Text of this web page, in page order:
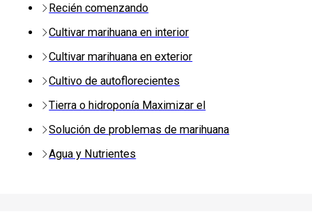
Recién comenzando
Cultivar marihuana en interior
Cultivar marihuana en exterior
Cultivo de autoflorecientes
Tierra o hidroponía Maximizar el
Solución de problemas de marihuana
Agua y Nutrientes